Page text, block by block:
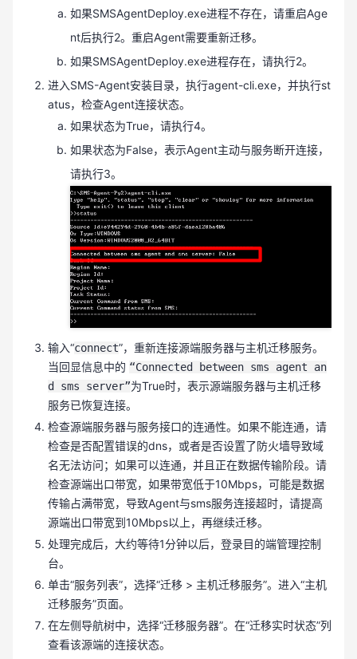
如果SMSAgentDeploy.exe进程不存在，请重启Age
nt后执行2。重启Agent需要重新迁移。
如果SMSAgentDeploy.exe进程存在，请执行2。
进入SMS-Agent安装目录，执行agent-cli.exe，并执行st
atus，检查Agent连接状态。
如果状态为True，请执行4。
如果状态为False，表示Agent主动与服务断开连接，
请执行3。
输入“connect”，重新连接源端服务器与主机迁移服务。
当回显信息中的 “Connected between sms agent an
d sms server”为True时，表示源端服务器与主机迁移
服务已恢复连接。
检查源端服务器与服务接口的连通性。如果不能连通，请
检查是否配置错误的dns，或者是否设置了防火墙导致域
名无法访问；如果可以连通，并且正在数据传输阶段。请
检查源端出口带宽，如果带宽低于10Mbps，可能是数据
传输占满带宽，导致Agent与sms服务连接超时，请提高
源端出口带宽到10Mbps以上，再继续迁移。
处理完成后，大约等待1分钟以后，登录目的端管理控制
台。
单击“服务列表”，选择“迁移 > 主机迁移服务”。进入“主机
迁移服务”页面。
在左侧导航树中，选择“迁移服务器”。在“迁移实时状态”列
查看该源端的连接状态。